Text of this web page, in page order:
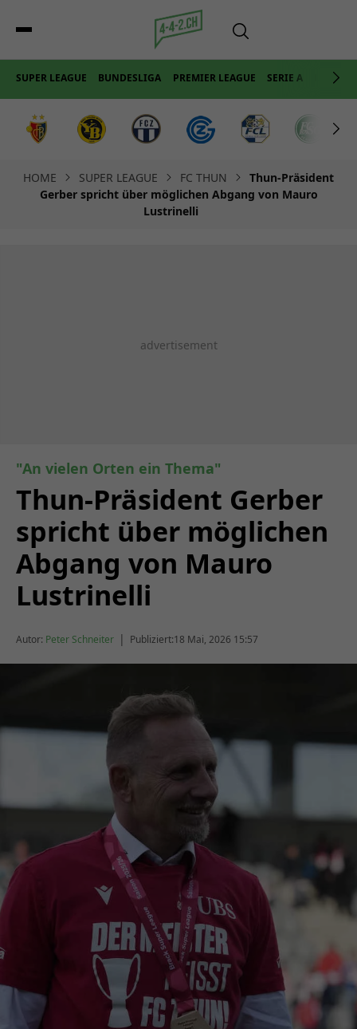
SUPER LEAGUE BUNDESLIGA PREMIER LEAGUE SERIE A LA LIGA
HOME SUPER LEAGUE FC THUN
Thun-Präsident
Gerber spricht über möglichen Abgang von Mauro
Lustrinelli
"An vielen Orten ein Thema"
Thun-Präsident Gerber
spricht über möglichen
Abgang von Mauro
Lustrinelli
Autor: Peter Schneiter | Publiziert:18 Mai, 2026 15:57